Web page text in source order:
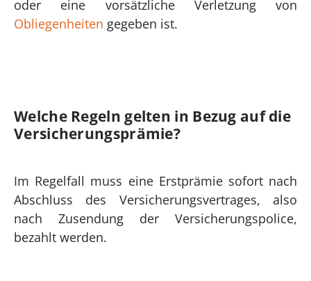
oder eine vorsätzliche Verletzung von
Obliegenheiten gegeben ist.
Welche Regeln gelten in Bezug auf die
Versicherungsprämie?
Im Regelfall muss eine Erstprämie sofort nach
Abschluss des Versicherungsvertrages, also
nach Zusendung der Versicherungspolice,
bezahlt werden.